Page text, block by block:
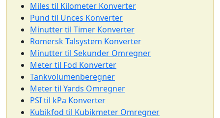
Miles til Kilometer Konverter
Pund til Unces Konverter
Minutter til Timer Konverter
Romersk Talsystem Konverter
Minutter til Sekunder Omregner
Meter til Fod Konverter
Tankvolumenberegner
Meter til Yards Omregner
PSI til kPa Konverter
Kubikfod til Kubikmeter Omregner